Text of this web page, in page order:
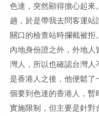
色達，突然顯得擔心起來
趟，於是帶我去問客運
關口的檢查站時攔截被拒
內地身份證之外，外地人
灣人，所以也確認台灣
是香港人之後，他便鬆
個要到色達的香港人，暫
實施限制，但主要是針對